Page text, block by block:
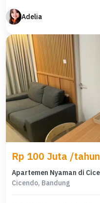
Adelia
Rp 100 Juta /tahun
Cicendo, Bandung